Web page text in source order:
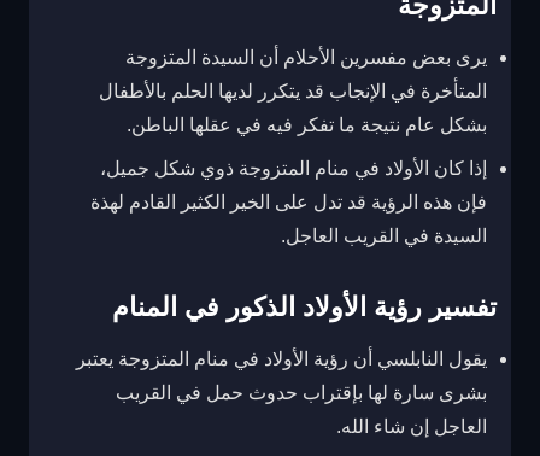
يرى بعض مفسرين الأحلام أن السيدة المتزوجة
المتأخرة في الإنجاب قد يتكرر لديها الحلم بالأطفال
بشكل عام نتيجة ما تفكر فيه في عقلها الباطن.
إذا كان الأولاد في منام المتزوجة ذوي شكل جميل،
فإن هذه الرؤية قد تدل على الخير الكثير القادم لهذة
السيدة في القريب العاجل.
تفسير رؤية الأولاد الذكور في المنام
يقول النابلسي أن رؤية الأولاد في منام المتزوجة يعتبر
بشرى سارة لها بإقتراب حدوث حمل في القريب
العاجل إن شاء الله.